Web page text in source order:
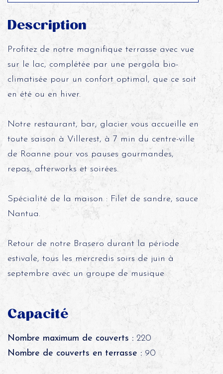
Description
Profitez de notre magnifique terrasse avec vue
sur le lac, complétée par une pergola bio-
climatisée pour un confort optimal, que ce soit
en été ou en hiver.
Notre restaurant, bar, glacier vous accueille en
toute saison à Villerest, à 7 min du centre-ville
de Roanne pour vos pauses gourmandes,
repas, afterworks et soirées.
Spécialité de la maison : Filet de sandre, sauce
Nantua.
Retour de notre Brasero durant la période
estivale, tous les mercredis soirs de juin à
septembre avec un groupe de musique
Capacité
Nombre maximum de couverts :220
Nombre de couverts en terrasse :90